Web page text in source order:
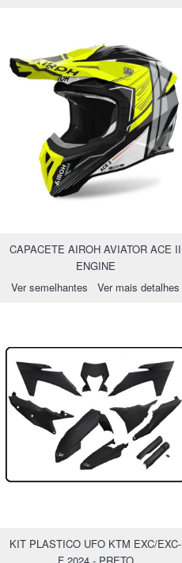
CAPACETE AIROH AVIATOR ACE II
ENGINE
Ver semelhantes
Ver mais detalhes
KIT PLASTICO UFO KTM EXC/EXC-